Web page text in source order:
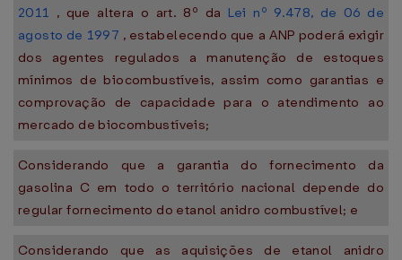
2011 , que altera o art. 8º da Lei nº 9.478, de 06 de
agosto de 1997 , estabelecendo que a ANP poderá exigir
dos agentes regulados a manutenção de estoques
mínimos de biocombustíveis, assim como garantias e
comprovação de capacidade para o atendimento ao
mercado de biocombustíveis;
Considerando que a garantia do fornecimento da
gasolina C em todo o território nacional depende do
regular fornecimento do etanol anidro combustível; e
Considerando que as aquisições de etanol anidro